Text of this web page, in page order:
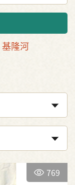
基隆河
769